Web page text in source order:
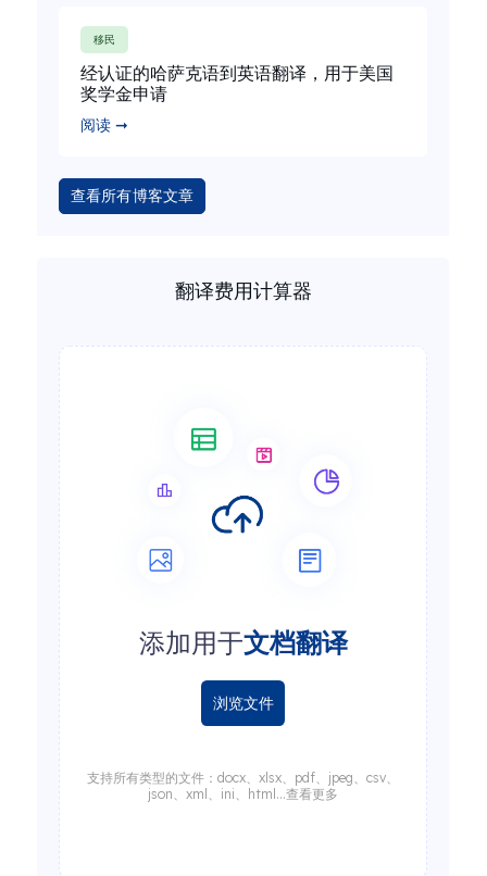
移民
经认证的哈萨克语到英语翻译，用于美国
奖学金申请
阅读 ➞
查看所有博客文章
翻译费用计算器
添加用于文档翻译
浏览文件
支持所有类型的文件：docx、xlsx、pdf、jpeg、csv、
json、xml、ini、html...查看更多